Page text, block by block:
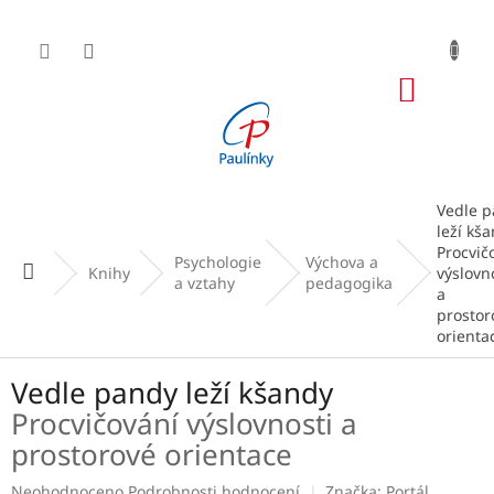
obsah
Domů Knihy
Psychologie
a vztahy
Výchova a
pedagogika
Vedle
leží
a
Vedle pandy leží kšandy
Procvičování výslovnosti a
prostorové orientace